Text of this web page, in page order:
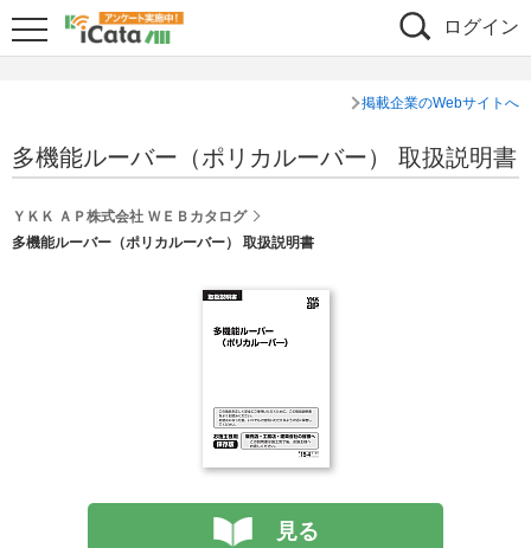
ログイン
掲載企業のWebサイトへ
多機能ルーバー（ポリカルーバー） 取扱説明書
ＹＫＫ ＡＰ株式会社 ＷＥＢカタログ
多機能ルーバー（ポリカルーバー） 取扱説明書
見る